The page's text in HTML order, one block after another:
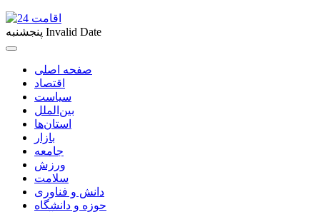
پنجشنبه Invalid Date
صفحه اصلی
اقتصاد
سیاست
بین‌الملل
استان‌ها
بازار
جامعه
ورزش
سلامت
دانش و فناوری
حوزه و دانشگاه